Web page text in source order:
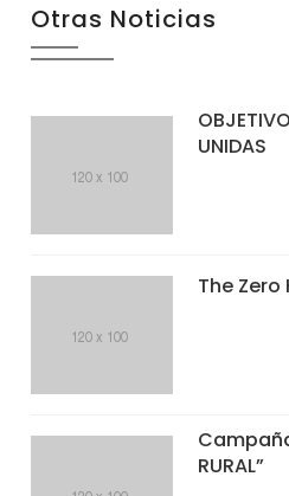
Otras Noticias
UNIDAS
The Zero
RURAL”